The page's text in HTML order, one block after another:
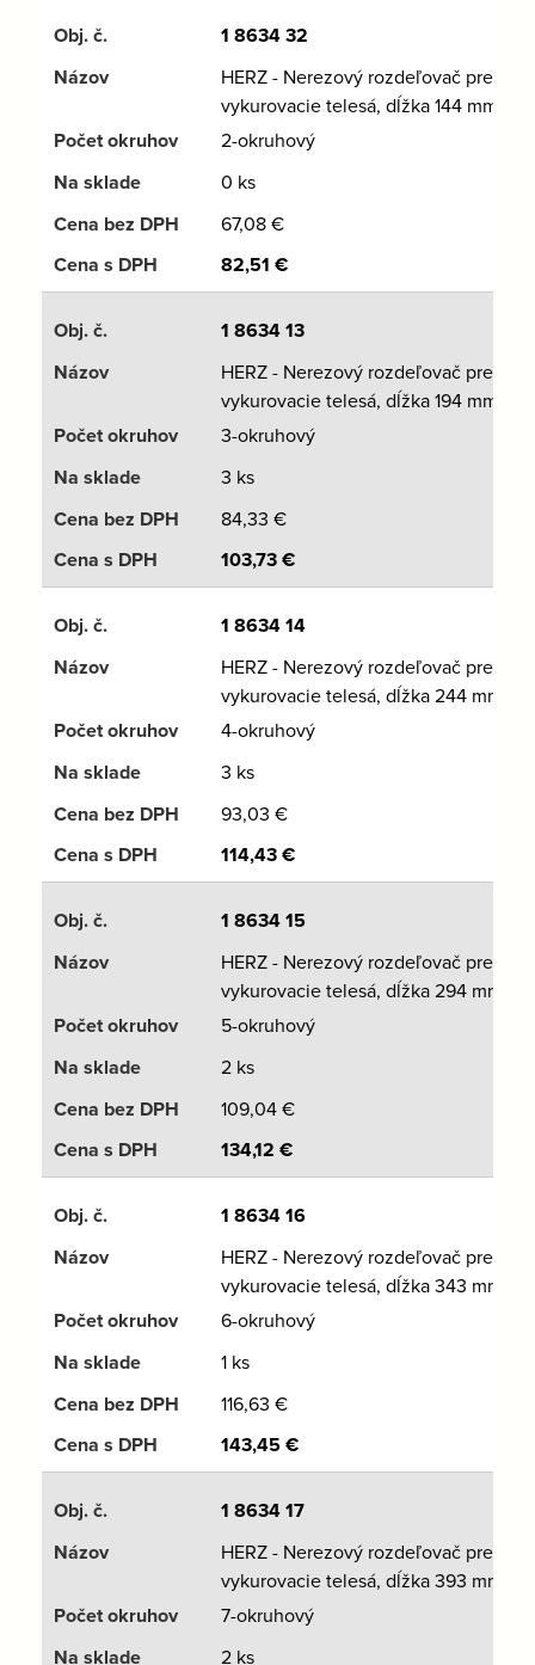
1 8634 32
HERZ - Nerezový rozdeľovač pre
vykurovacie telesá, dĺžka 144 mm
2-okruhový
0 ks
67,08€
82,51 €
1 8634 13
HERZ - Nerezový rozdeľovač pre
vykurovacie telesá, dĺžka 194 mm
3-okruhový
3 ks
84,33 €
103,73€
1 8634 14
HERZ - Nerezový rozdeľovač pre
vykurovacie telesá, dĺžka 244 mm
4-okruhový
3 ks
93,03 €
114,43€
1 8634 15
HERZ - Nerezový rozdeľovač pre
vykurovacie telesá, dĺžka 294 mm
5-okruhový
2 ks
109,04€
134,12 €
1 8634 16
HERZ - Nerezový rozdeľovač pre
vykurovacie telesá, dĺžka 343 mm
6-okruhový
1 ks
116,63 €
143,45€
1 8634 17
HERZ - Nerezový rozdeľovač pre
vykurovacie telesá, dĺžka 393 mm
7-okruhový
2 ks